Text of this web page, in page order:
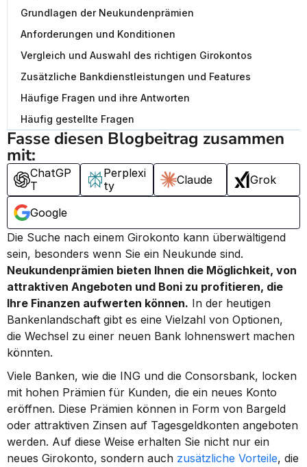
Grundlagen der Neukundenprämien
Anforderungen und Konditionen
Vergleich und Auswahl des richtigen Girokontos
Zusätzliche Bankdienstleistungen und Features
Häufige Fragen und ihre Antworten
Häufig gestellte Fragen
Fasse diesen Blogbeitrag zusammen
mit:
ChatGP
T
Perplexi
ty
Claude Grok
Google
Die Suche nach einem Girokonto kann überwältigend
Neukundenprämien bieten Ihnen die Möglichkeit, von
attraktiven Angeboten und Boni zu profitieren, die
Ihre Finanzen aufwerten können. In der heutigen
Bankenlandschaft gibt es eine Vielzahl von Optionen,
die Wechsel zu einer neuen Bank lohnenswert machen
könnten.
Viele Banken, wie die ING und die Consorsbank, locken
mit hohen Prämien für Kunden, die ein neues Konto
eröffnen. Diese Prämien können in Form von Bargeld
oder attraktiven Zinsen auf Tagesgeldkonten angeboten
werden. Auf diese Weise erhalten Sie nicht nur ein
neues Girokonto, sondern auch zusätzliche Vorteile, die